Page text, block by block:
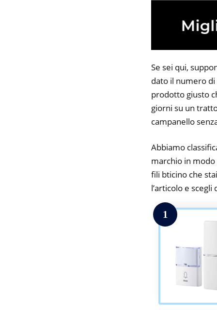
Se sei qui,
dato il numero
prodotto giusto
giorni su un
campanello
Abbiamo
marchio in
fili bticino che
l’articolo e
1